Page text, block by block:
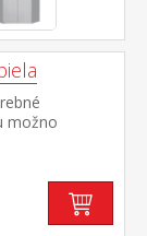
možno
8857 výška
od 3 rokov